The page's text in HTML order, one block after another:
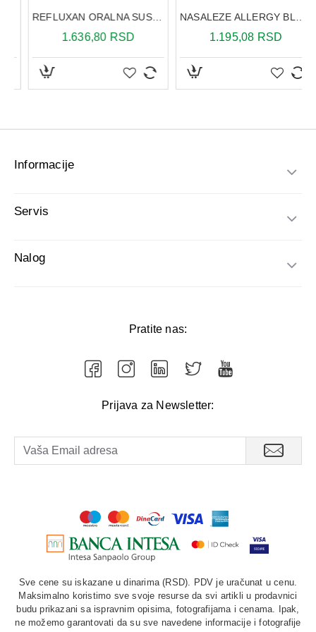
Informacije
Servis
Nalog
Pratite nas:
Prijava za Newsletter:
Sve cene su iskazane u dinarima (RSD). PDV je uračunat u cenu.
Maksimalno koristimo sve svoje resurse da svi artikli u prodavnici
budu prikazani sa ispravnim opisima, fotografijama i cenama. Ipak,
ne možemo garantovati da su sve navedene informacije i fotografije